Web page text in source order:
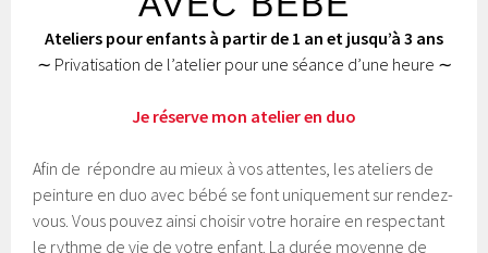
Ateliers pour enfants à partir de 1 an et jusqu’à 3 ans
∼ Privatisation de l’atelier pour une séance d’une heure ∼
Je réserve mon atelier en duo
Afin de répondre au mieux à vos attentes, les ateliers de
peinture en duo avec bébé se font uniquement sur rendez-
vous. Vous pouvez ainsi choisir votre horaire en respectant
le rythme de vie de votre enfant. La durée moyenne de